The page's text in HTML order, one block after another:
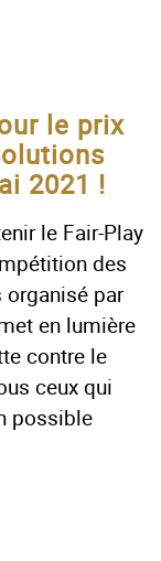
le prix
2021 !
le Fair-Play
des
organisé par
en lumière
contre le
ceux qui
possible